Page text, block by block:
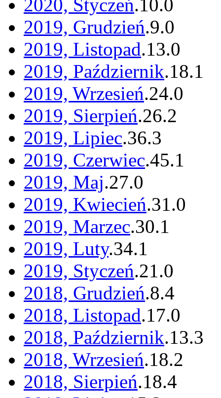
2020, Styczeń.10.0
2019, Grudzień.9.0
2019, Listopad.13.0
2019, Październik.18.1
2019, Wrzesień.24.0
2019, Sierpień.26.2
2019, Lipiec.36.3
2019, Czerwiec.45.1
2019, Maj.27.0
2019, Kwiecień.31.0
2019, Marzec.30.1
2019, Luty.34.1
2019, Styczeń.21.0
2018, Grudzień.8.4
2018, Listopad.17.0
2018, Październik.13.3
2018, Wrzesień.18.2
2018, Sierpień.18.4